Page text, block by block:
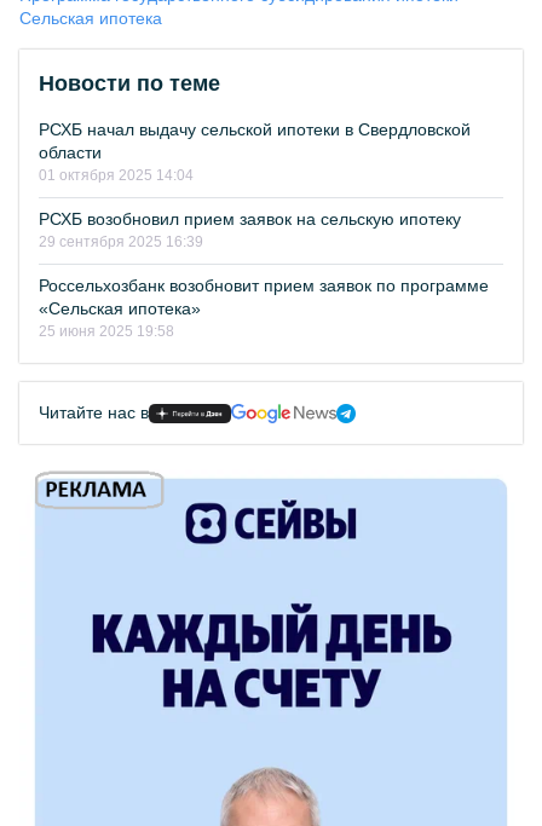
Сельская ипотека
Новости по теме
РСХБ начал выдачу сельской ипотеки в Свердловской
области
01 октября 2025 14:04
РСХБ возобновил прием заявок на сельскую ипотеку
29 сентября 2025 16:39
Россельхозбанк возобновит прием заявок по программе
«Сельская ипотека»
25 июня 2025 19:58
Читайте нас в